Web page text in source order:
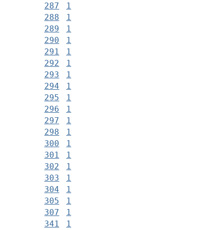
287
1
288
1
289
1
290
1
291
1
292
1
293
1
294
1
295
1
296
1
297
1
298
1
300
1
301
1
302
1
303
1
304
1
305
1
307
1
341
1